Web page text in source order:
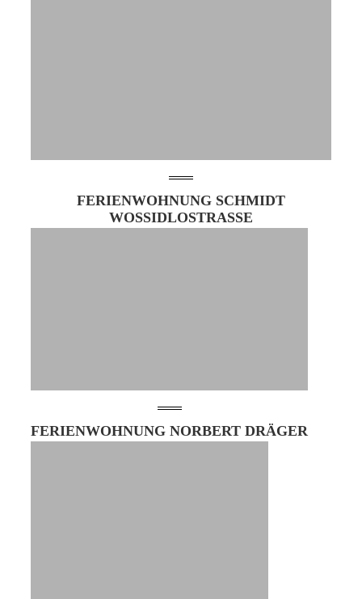
FERIENWOHNUNG SCHMIDT
WOSSIDLOSTRASSE
FERIENWOHNUNG NORBERT DRÄGER